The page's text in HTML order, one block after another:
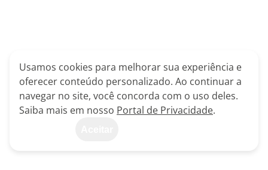
Usamos cookies para melhorar sua experiência e
oferecer conteúdo personalizado. Ao continuar a
navegar no site, você concorda com o uso deles.
Saiba mais em nosso Portal de Privacidade.